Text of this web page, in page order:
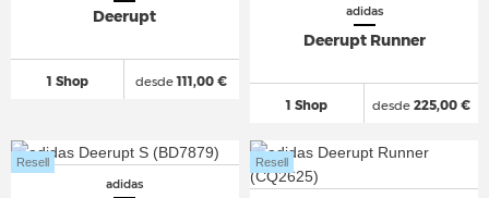
Deerupt
1 Shop desde111,00 €
adidas
Deerupt Runner
1 Shop desde225,00 €
adidas
Resell Resell